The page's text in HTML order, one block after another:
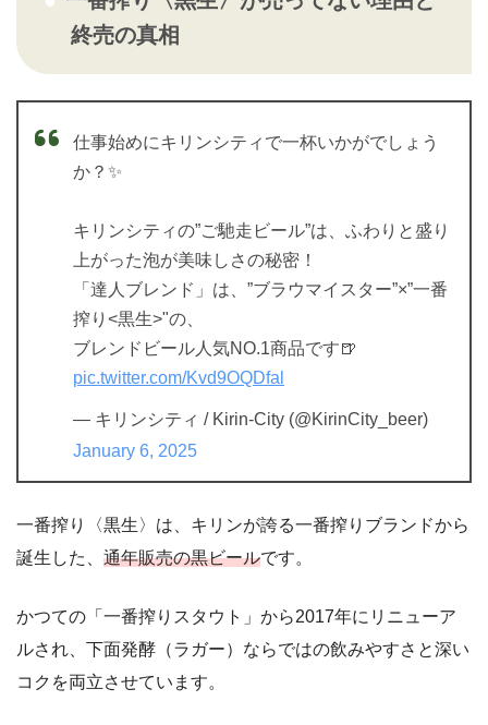
終売の真相
仕事始めにキリンシティで一杯いかがでしょう
か？✨
キリンシティの”ご馳走ビール”は、ふわりと盛り
上がった泡が美味しさの秘密！
「達人ブレンド」は、”ブラウマイスター”×”一番
搾り<黒生>"の、
ブレンドビール人気NO.1商品です🍺
pic.twitter.com/Kvd9OQDfal
— キリンシティ / Kirin-City (@KirinCity_beer)
January 6, 2025
一番搾り〈黒生〉は、キリンが誇る一番搾りブランドから
誕生した、 通年販売の黒ビールです。
かつての「一番搾りスタウト」から2017年にリニューア
ルされ、下面発酵（ラガー）ならではの飲みやすさと深い
コクを両立させています。